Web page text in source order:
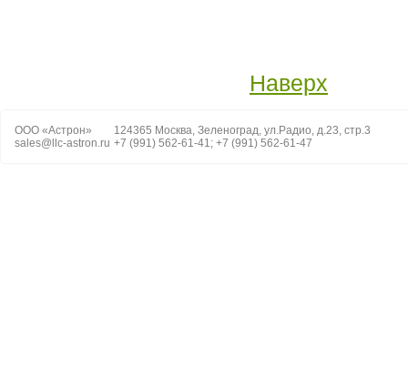
Наверх
ООО «Астрон»
sales@llc-astron.ru
124365 Москва, Зеленоград, ул.Радио, д.23, стр.3
+7 (991) 562-61-41; +7 (991) 562-61-47